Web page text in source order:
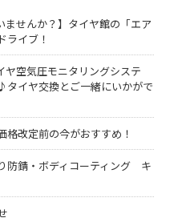
ませんか？】タイヤ館の「エア
ライブ！
ヤ空気圧モニタリングシステ
イヤ交換とご一緒にいかがで
格改定前の今がおすすめ！
錆・ボディコーティング キ